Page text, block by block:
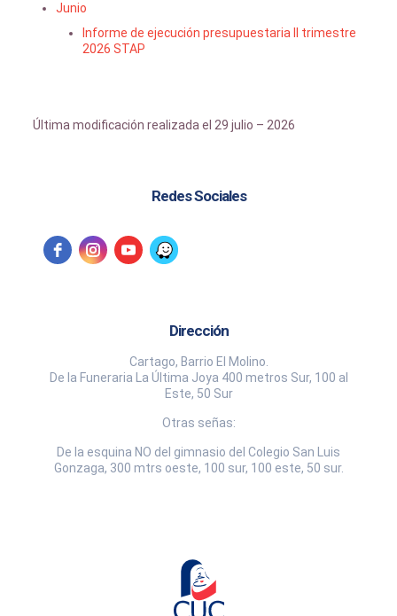
Junio
Informe de ejecución presupuestaria II trimestre
2026 STAP
Última modificación realizada el 29 julio – 2026
Redes Sociales
Dirección
Cartago, Barrio El Molino.
De la Funeraria La Última Joya 400 metros Sur, 100 al
Este, 50 Sur
Otras señas:
De la esquina NO del gimnasio del Colegio San Luis
Gonzaga, 300 mtrs oeste, 100 sur, 100 este, 50 sur.